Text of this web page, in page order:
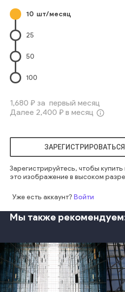
закрытый
интерьер
вверх
корпоративный
футуристический
10 шт/месяц
25
50
100
1,680 ₽ за первый месяц
Далее 2,400 ₽ в месяц info_outline
ЗАРЕГИСТРИРОВАТЬСЯ
Зарегистрируйтесь, чтобы купить
это изображение в высоком
Уже есть аккаунт? Войти
Мы также